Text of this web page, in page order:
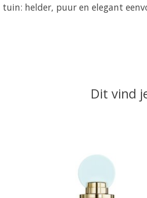
helder, puur en elegant
Dit vind